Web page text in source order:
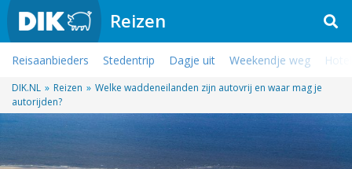
Reizen
Reisaanbieders Stedentrip Dagje uit Weekendje weg
DIK.NL » Reizen » Welke waddeneilanden zijn autovrij en waar mag je
autorijden?